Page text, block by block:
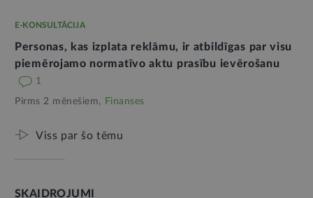
E-KONSULTĀCIJA
Personas, kas izplata reklāmu, ir atbildīgas par visu
piemērojamo normatīvo aktu prasību ievērošanu
1
Pirms 2 mēnešiem, Finanses
Viss par šo tēmu
SKAIDROJUMI